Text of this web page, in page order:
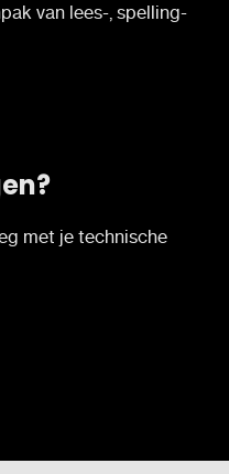
van lees-, spelling-
met je technische